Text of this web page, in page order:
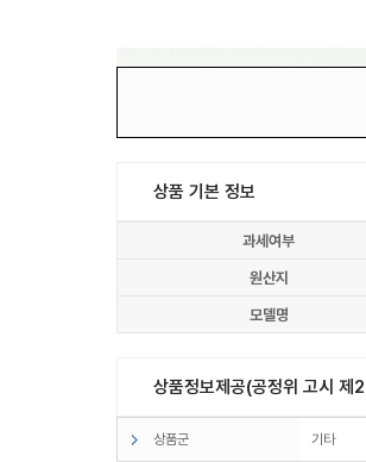
상품 기본 정보
과세여부
원산지
모델명
상품정보제공(공정위 고시
상품군 기타